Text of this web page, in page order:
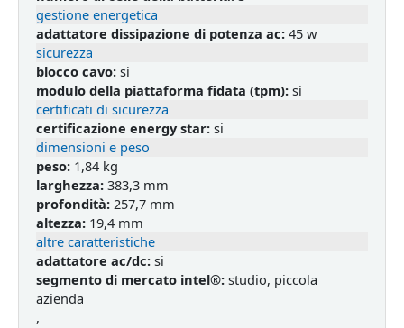
gestione energetica
adattatore dissipazione di potenza ac:45 w
sicurezza
blocco cavo:si
modulo della piattaforma fidata (tpm):si
certificati di sicurezza
certificazione energy star:si
dimensioni e peso
peso:1,84 kg
larghezza:383,3 mm
profondità:257,7 mm
altezza:19,4 mm
altre caratteristiche
adattatore ac/dc:si
segmento di mercato intel®:studio, piccola
azienda
,